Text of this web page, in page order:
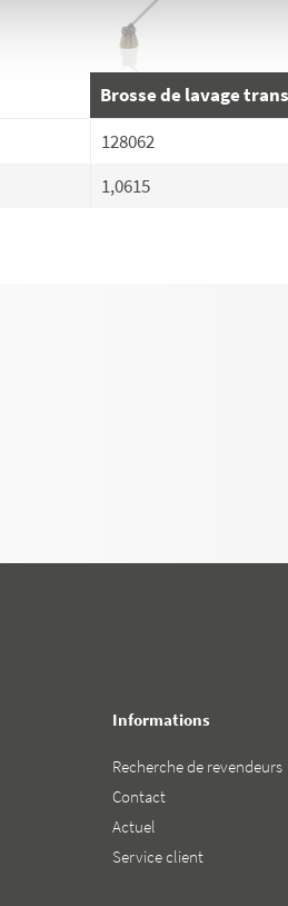
Brosse de lavage
128062
1,0615
Informations
Recherche de revendeurs
Contact
Actuel
Service client